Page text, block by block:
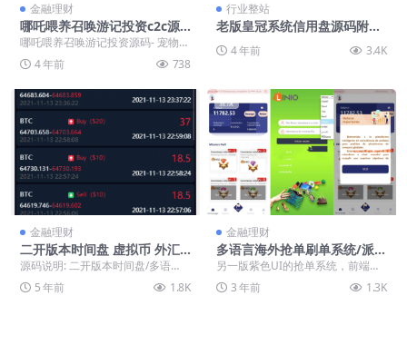
金融理财
哪吒喂养召唤游记投资c2c源
码- 宠物养成类社交游戏源码
哪吒喂养召唤游记投资源码- 宠物养
成类社交游戏源码 测试使用 apach
e2.4...4 年前 738
行业整站
老版皇冠系统信用盘源码附带
4 年前 3.4K
金融理财
二开版本时间盘 虚拟币 外汇
盘 K线完美 繁英日三种语言
源码说明: 二开版本时间盘/多语
言，完美修复了K线和价格跳动，虚
拟币 外汇盘，二...
5 年前 1.8K
置顶
金融理财
多语言海外抢单刷单系统/派单
卡单/订单自动匹配
另一版紫色UI的抢单系统，前端多
语言：英文、巴西、墨西哥、土耳
其、波斯语、印度语...
3 年前 1.3K